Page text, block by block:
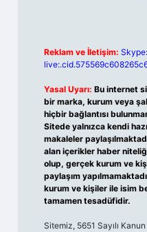
Reklam ve İletişim: Skype:
Yasal Uyarı: Bu internet
bir marka, kurum veya
hiçbir bağlantısı
Sitede yalnızca kendi
makaleler
alan içerikler haber
olup, gerçek kurum ve
paylaşım
kurum ve kişiler ile isim
tamamen tesadüfidir.
Sitemiz, 5651 Sayılı